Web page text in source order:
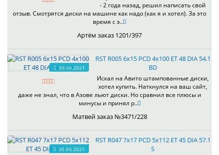
- 2 года назад, решил написать свой
отзыв. Смотрятся диски на машине как надо (как я и хотел). За это
время с э..
Артём заказ 1201/397
30.06.2021
RST R005 6x15 PCD 4x100 ET 48 DIA 54.1
BD
Искал на Авито штампованные диски,
хотел купить. Наткнулся на ваш сайт,
даже не знал, что в Азове льют диски. Но сравнил все плюсы и
минусы и принял р..
Матвей заказ №3471/228
30.06.2021
RST R047 7x17 PCD 5x112 ET 45 DIA 57.1
S